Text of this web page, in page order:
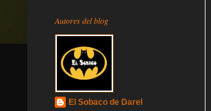
Autores del blog
El Sobaco de Darel